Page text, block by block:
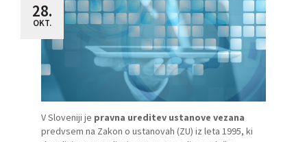
28.
OKT.
V Sloveniji je pravna ureditev ustanove vezana
predvsem na Zakon o ustanovah (ZU) iz leta 1995, ki